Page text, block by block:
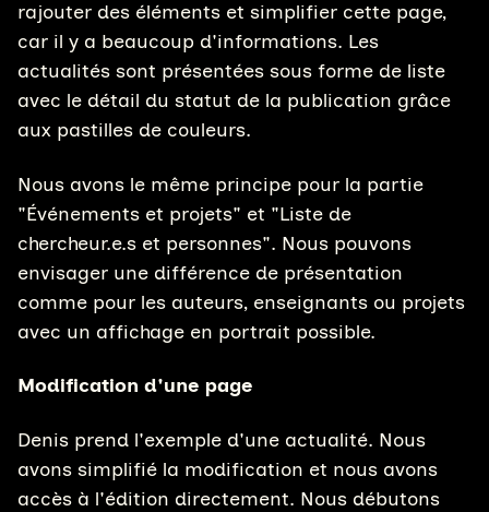
rajouter des éléments et simplifier cette page,
car il y a beaucoup d'informations. Les
actualités sont présentées sous forme de liste
avec le détail du statut de la publication grâce
aux pastilles de couleurs.
Nous avons le même principe pour la partie
"Événements et projets" et "Liste de
chercheur.e.s et personnes". Nous pouvons
envisager une différence de présentation
comme pour les auteurs, enseignants ou projets
avec un affichage en portrait possible.
Modification d'une page
Denis prend l'exemple d'une actualité. Nous
avons simplifié la modification et nous avons
accès à l'édition directement. Nous débutons